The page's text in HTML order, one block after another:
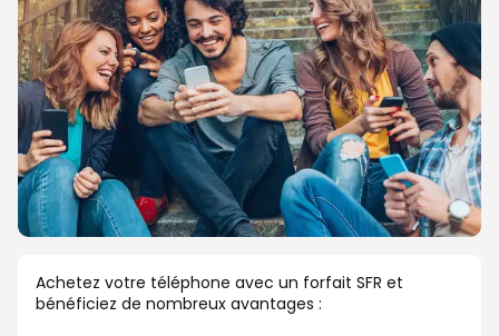
Achetez votre téléphone avec un forfait SFR et
bénéficiez de nombreux avantages :